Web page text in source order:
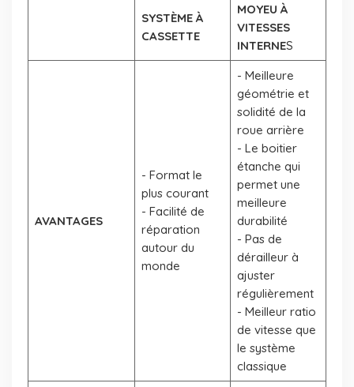
SYSTÈME À
CASSETTE
MOYEU À
VITESSES
INTERNES
AVANTAGES
- Format le
plus courant
- Facilité de
réparation
autour du
monde
- Meilleure
géométrie et
solidité de la
roue arrière
- Le boitier
étanche qui
permet une
meilleure
durabilité
- Pas de
dérailleur à
ajuster
régulièrement
- Meilleur ratio
de vitesse que
le système
classique